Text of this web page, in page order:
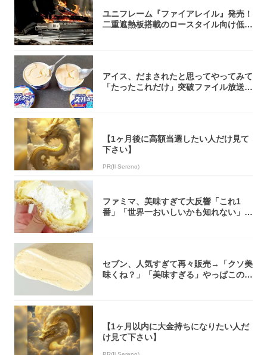
ユニフレーム『ファイアレイル』発売！
二重遮熱板搭載のロースタイル向け低型
アイス、だまされたと思ってやってみて
「たったこれだけ」突破ファイル放送で
【1ヶ月後に高額当選したい人だけ見て
下さい】
PR(Il Sereno)
ファミマ、美味すぎて大反響「これ1
番」「世界一おいしいかも知れない」
セブン、人気すぎて再々販売→「クソ美
味くね？」「美味すぎる」やっぱこのク
【1ヶ月以内に大金持ちになりたい人だ
け見て下さい】